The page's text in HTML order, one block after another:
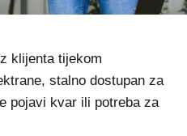
klijenta tijekom
stalno dostupan za
pojavi kvar ili potreba za